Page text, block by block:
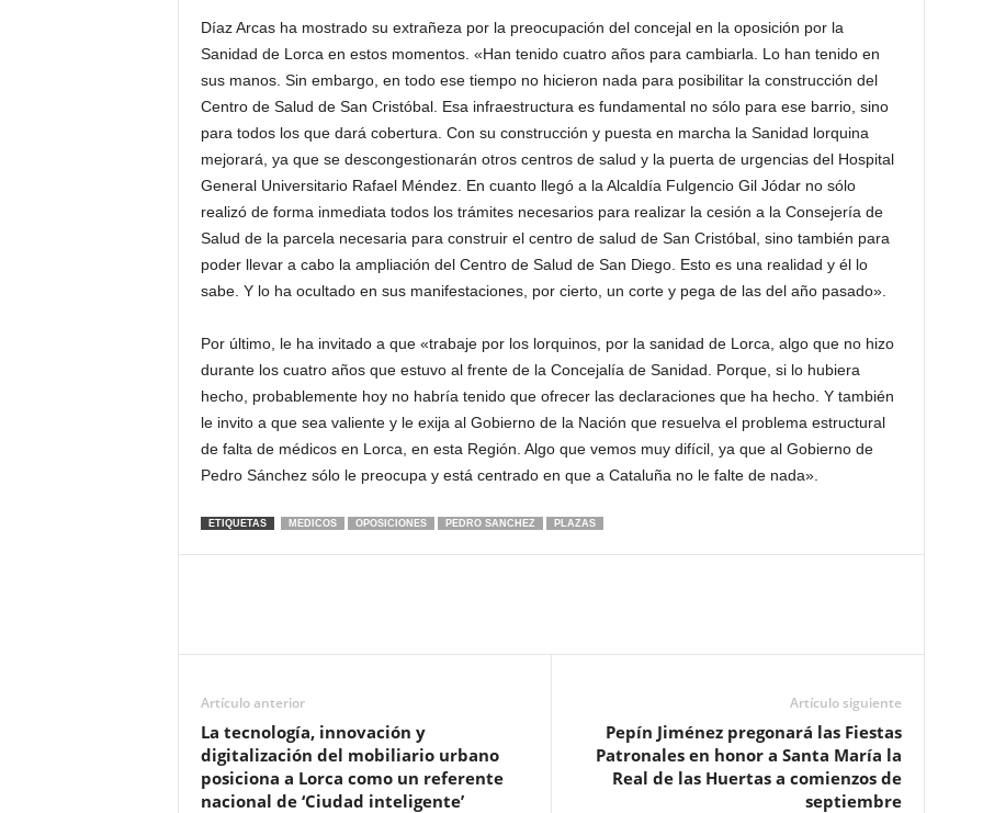
Díaz Arcas ha mostrado su extrañeza por la preocupación del concejal en la oposición por la
Sanidad de Lorca en estos momentos. «Han tenido cuatro años para cambiarla. Lo han tenido en
sus manos. Sin embargo, en todo ese tiempo no hicieron nada para posibilitar la construcción del
Centro de Salud de San Cristóbal. Esa infraestructura es fundamental no sólo para ese barrio, sino
para todos los que dará cobertura. Con su construcción y puesta en marcha la Sanidad lorquina
mejorará, ya que se descongestionarán otros centros de salud y la puerta de urgencias del Hospital
General Universitario Rafael Méndez. En cuanto llegó a la Alcaldía Fulgencio Gil Jódar no sólo
realizó de forma inmediata todos los trámites necesarios para realizar la cesión a la Consejería de
Salud de la parcela necesaria para construir el centro de salud de San Cristóbal, sino también para
poder llevar a cabo la ampliación del Centro de Salud de San Diego. Esto es una realidad y él lo
sabe. Y lo ha ocultado en sus manifestaciones, por cierto, un corte y pega de las del año pasado».
Por último, le ha invitado a que «trabaje por los lorquinos, por la sanidad de Lorca, algo que no hizo
durante los cuatro años que estuvo al frente de la Concejalía de Sanidad. Porque, si lo hubiera
hecho, probablemente hoy no habría tenido que ofrecer las declaraciones que ha hecho. Y también
le invito a que sea valiente y le exija al Gobierno de la Nación que resuelva el problema estructural
de falta de médicos en Lorca, en esta Región. Algo que vemos muy difícil, ya que al Gobierno de
Pedro Sánchez sólo le preocupa y está centrado en que a Cataluña no le falte de nada».
ETIQUETAS MEDICOS OPOSICIONES PEDRO SANCHEZ PLAZAS
Artículo anterior
La tecnología, innovación y
digitalización del mobiliario urbano
posiciona a Lorca como un referente
nacional de ‘Ciudad inteligente’
Artículo siguiente
Pepín Jiménez pregonará las Fiestas
Patronales en honor a Santa María la
Real de las Huertas a comienzos de
septiembre